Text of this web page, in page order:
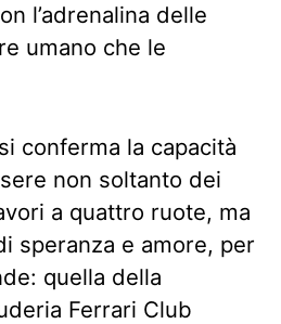
l’adrenalina delle
umano che le
conferma la capacità
non soltanto dei
a quattro ruote, ma
speranza e amore, per
quella della
Ferrari Club